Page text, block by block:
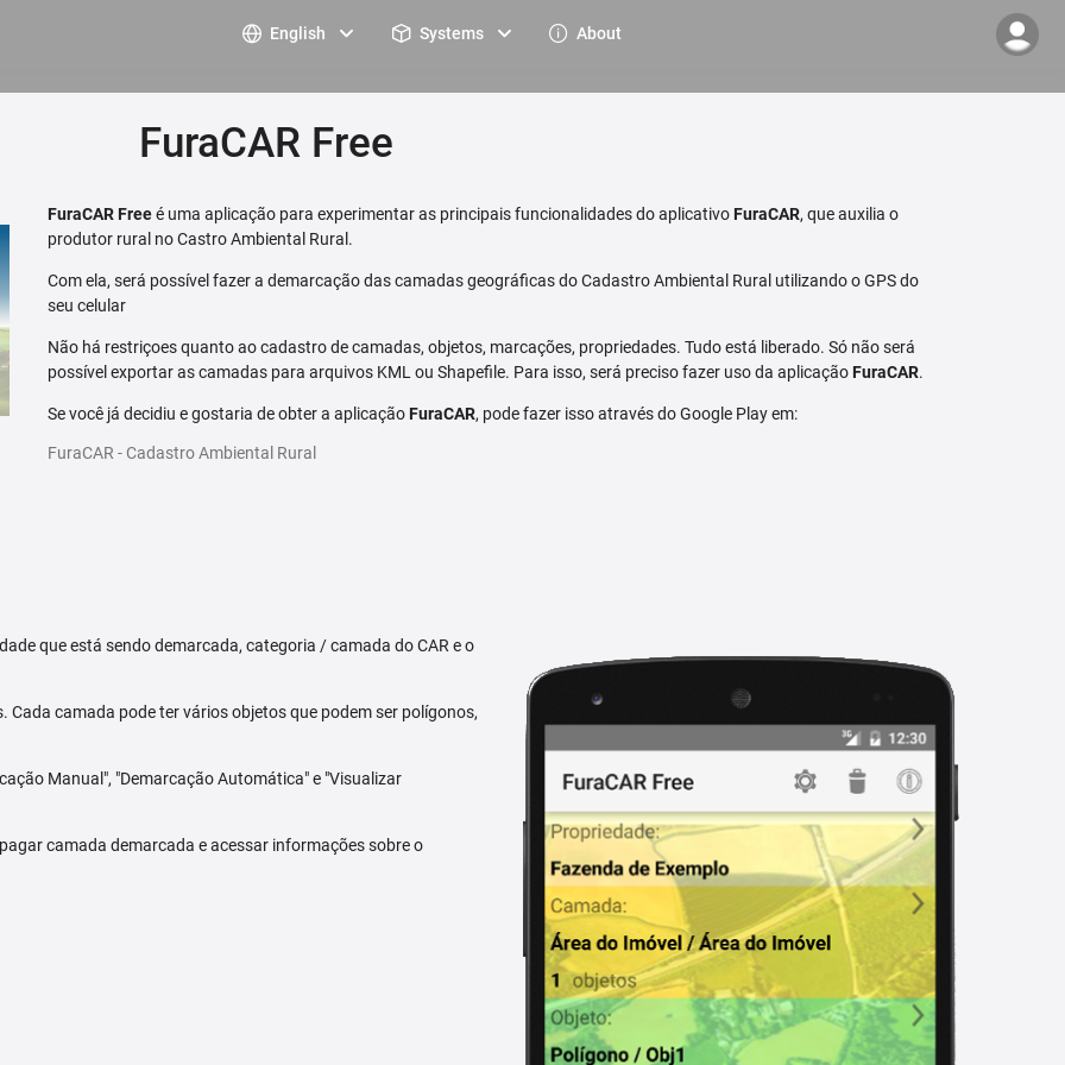
English Systems About
FuraCAR Free
FuraCAR Freeé uma aplicação para experimentar as principais funcionalidades do aplicativoFuraCAR, que auxilia o
produtor rural no Castro Ambiental Rural.
Com ela, será possível fazer a demarcação das camadas geográficas do Cadastro Ambiental Rural utilizando o GPS do
seu celular
Não há restriçoes quanto ao cadastro de camadas, objetos, marcações, propriedades. Tudo está liberado. Só não será
possível exportar as camadas para arquivos KML ou Shapefile. Para isso, será preciso fazer uso da aplicaçãoFuraCAR.
Se você já decidiu e gostaria de obter a aplicaçãoFuraCAR, pode fazer isso através do Google Play em:
FuraCAR - Cadastro Ambiental Rural
que está sendo demarcada, categoria / camada do CAR e o
camada pode ter vários objetos que podem ser polígonos,
Manual", "Demarcação Automática" e "Visualizar
camada demarcada e acessar informações sobre o